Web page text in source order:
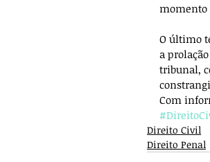
momento
O último
a
tribunal,
Com
Direito Civil
Direito Penal